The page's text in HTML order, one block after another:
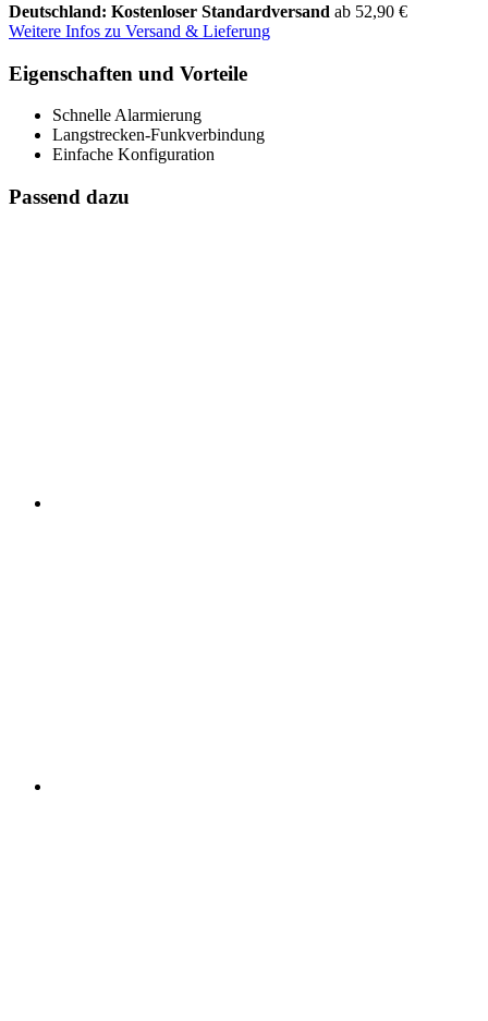
Deutschland: Kostenloser Standardversand ab 52,90 €
Weitere Infos zu Versand & Lieferung
Eigenschaften und Vorteile
Schnelle Alarmierung
Langstrecken-Funkverbindung
Einfache Konfiguration
Passend dazu